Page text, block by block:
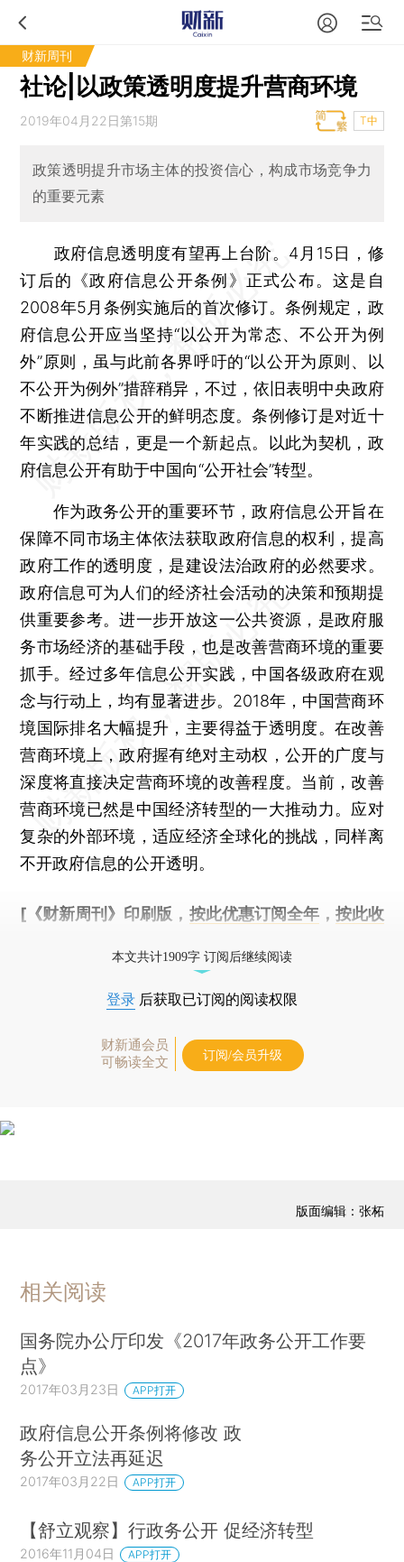
财新周刊
社论|以政策透明度提升营商环境
2019年04月22日第15期 T中
政策透明提升市场主体的投资信心，构成市场竞争力
的重要元素
政府信息透明度有望再上台阶。4月15日，修
订后的《政府信息公开条例》正式公布。这是自
2008年5月条例实施后的首次修订。条例规定，政
府信息公开应当坚持“以公开为常态、不公开为例
外”原则，虽与此前各界呼吁的“以公开为原则、以
不公开为例外”措辞稍异，不过，依旧表明中央政府
不断推进信息公开的鲜明态度。条例修订是对近十
年实践的总结，更是一个新起点。以此为契机，政
府信息公开有助于中国向“公开社会”转型。
作为政务公开的重要环节，政府信息公开旨在
保障不同市场主体依法获取政府信息的权利，提高
政府工作的透明度，是建设法治政府的必然要求。
政府信息可为人们的经济社会活动的决策和预期提
供重要参考。进一步开放这一公共资源，是政府服
务市场经济的基础手段，也是改善营商环境的重要
抓手。经过多年信息公开实践，中国各级政府在观
念与行动上，均有显著进步。2018年，中国营商环
境国际排名大幅提升，主要得益于透明度。在改善
营商环境上，政府握有绝对主动权，公开的广度与
深度将直接决定营商环境的改善程度。当前，改善
营商环境已然是中国经济转型的一大推动力。应对
复杂的外部环境，适应经济全球化的挑战，同样离
不开政府信息的公开透明。
[《财新周刊》印刷版， 按此优惠订阅全年， 按此收
本文共计1909字 订阅后继续阅读
登录 后获取已订阅的阅读权限
财新通会员
可畅读全文
订阅/会员升级
版面编辑：张柘
相关阅读
国务院办公厅印发《2017年政务公开工作要
点》
2017年03月23日 APP打开
政府信息公开条例将修改 政
务公开立法再延迟
2017年03月22日 APP打开
【舒立观察】行政务公开 促经济转型
2016年11月04日 APP打开